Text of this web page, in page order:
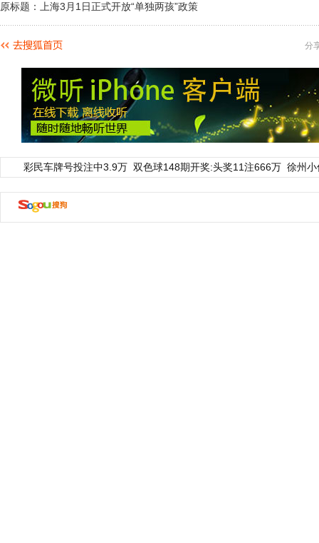
原标题：上海3月1日正式开放“单独两孩”政策
分
彩民车牌号投注中3.9万 双色球148期开奖:头奖11注666万 徐州